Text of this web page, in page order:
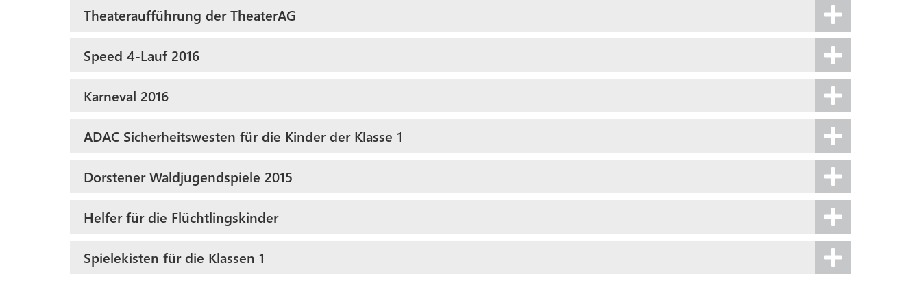
Theateraufführung der TheaterAG
Speed 4-Lauf 2016
Karneval 2016
ADAC Sicherheitswesten für die Kinder der Klasse 1
Dorstener Waldjugendspiele 2015
Helfer für die Flüchtlingskinder
Spielekisten für die Klassen 1